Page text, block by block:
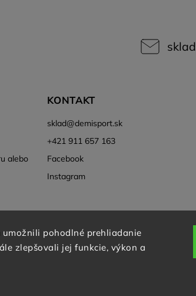
umožnili pohodlné prehliadanie
zlepšovali jej funkcie, výkon a
sklad
alebo
KONTAKT
sklad@demisport.sk
+421 911 657 163
Facebook
Instagram